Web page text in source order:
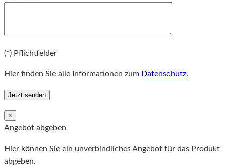
(*) Pflichtfelder
Hier finden Sie alle Informationen zum Datenschutz.
×
Angebot abgeben
Hier können Sie ein unverbindliches Angebot für das Produkt
abgeben.